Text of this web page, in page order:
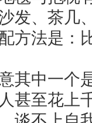
发、茶几
方法是：
中一个是
甚至花上